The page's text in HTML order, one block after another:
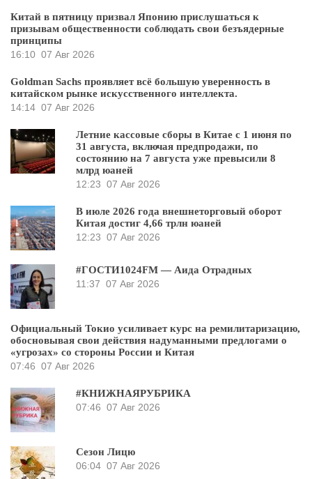
Китай в пятницу призвал Японию прислушаться к
призывам общественности соблюдать свои безъядерные
принципы
16:10 07 Авг 2026
Goldman Sachs проявляет всё большую уверенность в
китайском рынке искусственного интеллекта.
14:14 07 Авг 2026
Летние кассовые сборы в Китае с 1 июня по
31 августа, включая предпродажи, по
состоянию на 7 августа уже превысили 8
млрд юаней
12:23 07 Авг 2026
В июле 2026 года внешнеторговый оборот
Китая достиг 4,66 трлн юаней
12:23 07 Авг 2026
#ГОСТИ1024FM — Аида Отрадных
11:37 07 Авг 2026
Официальный Токио усиливает курс на ремилитаризацию,
обосновывая свои действия надуманными предлогами о
«угрозах» со стороны России и Китая
07:46 07 Авг 2026
#КНИЖНАЯРУБРИКА
07:46 07 Авг 2026
Сезон Лицю
06:04 07 Авг 2026